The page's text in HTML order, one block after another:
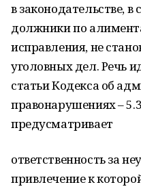
в законодательстве,
должники по
исправления, не
уголовных дел. Речь
статьи Кодекса об
правонарушениях –
предусматривает
ответственность за
привлечение к